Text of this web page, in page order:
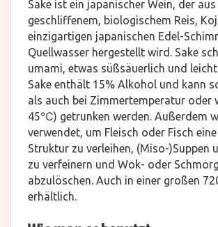
Sake ist ein japanischer Wein, der aus
geschliffenem, biologischem Reis,
einzigartigen japanischen Edel-
Quellwasser hergestellt wird. Sake
umami, etwas süßsäuerlich und
Sake enthält 15% Alkohol und kann
als auch bei Zimmertemperatur oder
45℃) getrunken werden. Außerdem
verwendet, um Fleisch oder Fisch
Struktur zu verleihen, (Miso-)Suppen
zu verfeinern und Wok- oder
abzulöschen. Auch in einer großen
erhältlich.